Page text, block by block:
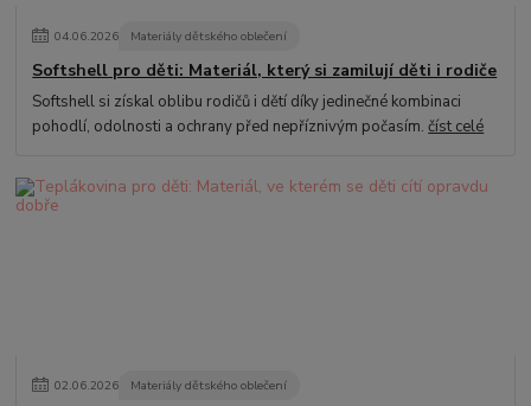
04.06.2026 Materiály dětského oblečení
Softshell pro děti: Materiál, který si zamilují děti i rodiče
Softshell si získal oblibu rodičů i dětí díky jedinečné kombinaci
pohodlí, odolnosti a ochrany před nepříznivým počasím.číst celé
02.06.2026 Materiály dětského oblečení